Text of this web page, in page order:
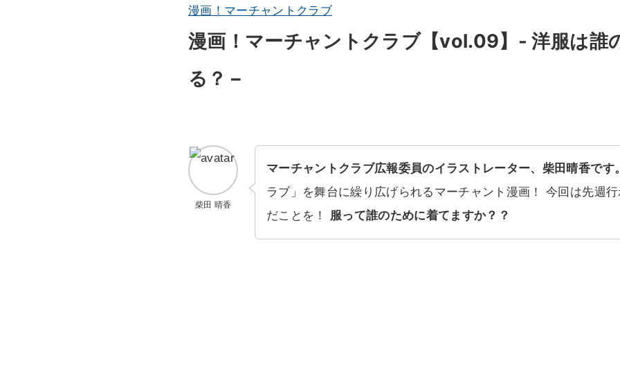
漫画！マーチャントクラブ
漫画！マーチャントクラブ【vol.09】- 洋服は誰
る？ –
柴田 晴香
マーチャントクラブ広報委員のイラストレーター、柴田晴香です
ラブ」を舞台に繰り広げられるマーチャント漫画！ 今回は先週
だことを！
服って誰のために着てますか？？